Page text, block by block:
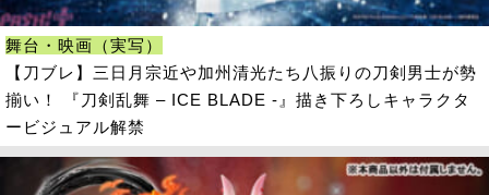
舞台・映画（実写）
【刀ブレ】三日月宗近や加州清光たち八振りの刀剣男士が勢
揃い！ 『刀剣乱舞 – ICE BLADE -』描き下ろしキャラクタ
ービジュアル解禁